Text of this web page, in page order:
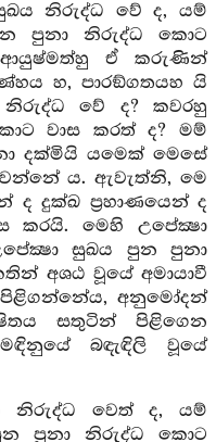
නිරුද්ධ වේ ද, යම්
පුනා නිරුද්ධ කොට
ඒ කරුණින්
හ, පාරඞ්ගතයහ යි
වේ ද? කවරහු
වාස කරත් ද? මම්
දක්මියි යමෙක් මෙසේ
ය. ඇවැත්නි, මෙ
ද දුක්ඛ ප්‍රහාණයෙන් ද
කරයි. මෙහි උපේක්‍ෂා
සුඛය පුන පුනා
අශඨ වූයේ අමායාවී
පිළිගන්නේය, අනුමෝදන්
සතුටින් පිළිගෙන
බඳැඳිලි වූයේ
නිරුද්ධ වෙත් ද, යම්
පුනා නිරුද්ධ කොට